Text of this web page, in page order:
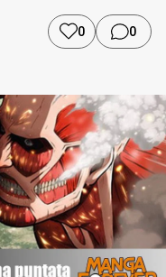
0 0